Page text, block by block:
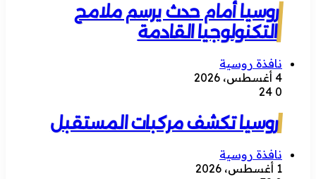
روسيا أمام حدث يرسم ملامح
التكنولوجيا القادمة
نافذة روسية
4 أغسطس، 2026
0
روسيا تكشف مركبات المستقبل
نافذة روسية
1 أغسطس، 2026